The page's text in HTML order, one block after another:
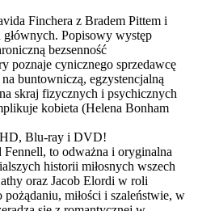
Finchera z Bradem Pittem i
Popisowy występ
bezsenność
poznaje cynicznego sprzedawcę
buntowniczą, egzystencjalną
skraj fizycznych i psychicznych
kobieta (Helena Bonham
Blu-ray i DVD!
to odważna i oryginalna
historii miłosnych wszech
oraz Jacob Elordi w roli
miłości i szaleństwie, w